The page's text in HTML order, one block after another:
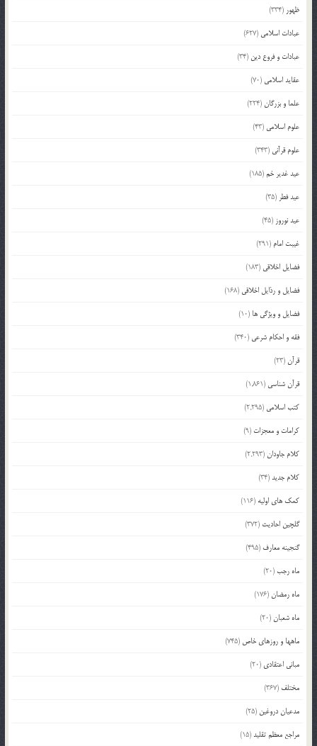
ظهور (334)
عبادات اسلامی (627)
عبادات و فروع دین (34)
عقاید اسلامی (70)
علما و بزرگان(224)
علوم اسلامی (43)
علوم قرآنی (343)
عید غدیر خم(185)
عید فطر (35)
عید نوروز (45)
غیبت امام (291)
فضایل اخلاقی (183)
فضایل و رذایل اخلاقی (168)
فضایل و ویژگی ها (10)
فقه و احکام شرعی (340)
قرآن(23)
قرآن شناسی (1,861)
کتب اسلامی (2,295)
کرامات و معجزات (9)
کلام جاودان(2,293)
کلام جدید(34)
کمک های اولیه (116)
گلچین احادیث (372)
گنجینه معارف (495)
ماه رجب(20)
ماه رمضان(176)
ماه شعبان(20)
ماهها و روزهای خاص (745)
مبانی اعتقادی (20)
مختلف (367)
مدعیان دروغین (25)
مراجع معظم تقلید(15)